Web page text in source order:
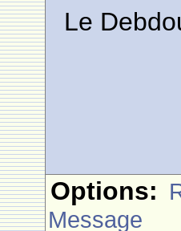
Le
Options:
Message